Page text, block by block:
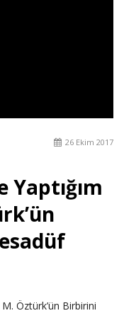
26 Ekim 2017
Yaptığım
Öztürk’ün Birbirini